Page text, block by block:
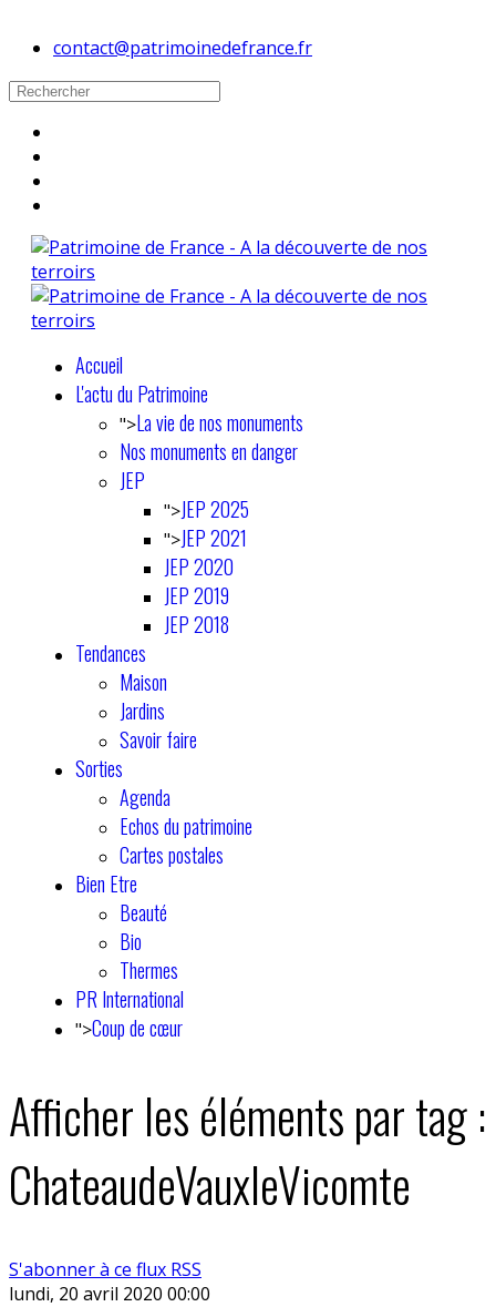
contact@patrimoinedefrance.fr
Accueil
L'actu du Patrimoine
">La vie de nos monuments
Nos monuments en danger
JEP
">JEP 2025
">JEP 2021
JEP 2020
JEP 2019
JEP 2018
Tendances
Maison
Jardins
Savoir faire
Sorties
Agenda
Echos du patrimoine
Cartes postales
Bien Etre
Beauté
Bio
Thermes
PR International
">Coup de cœur
Afficher les éléments par tag :
ChateaudeVauxleVicomte
S'abonner à ce flux RSS
lundi, 20 avril 2020 00:00